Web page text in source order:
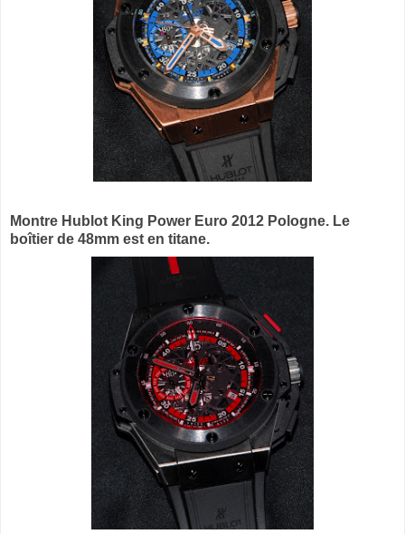
Montre Hublot King Power Euro 2012 Pologne. Le
boîtier de 48mm est en titane.